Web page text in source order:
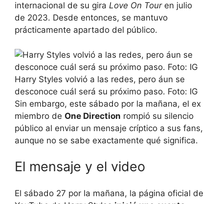
internacional de su gira Love On Touren julio
de 2023. Desde entonces, se mantuvo
prácticamente apartado del público.
Harry Styles volvió a las redes, pero áun se
desconoce cuál será su próximo paso. Foto: IG
Sin embargo, este sábado por la mañana, el ex
miembro de One Direction rompió su silencio
público al enviar un mensaje críptico a sus fans,
aunque no se sabe exactamente qué significa.
El mensaje y el video
El sábado 27 por la mañana, la página oficial de